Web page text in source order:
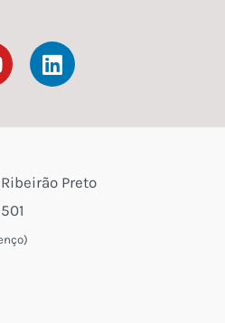
L
i
n
e
i
n
Preto